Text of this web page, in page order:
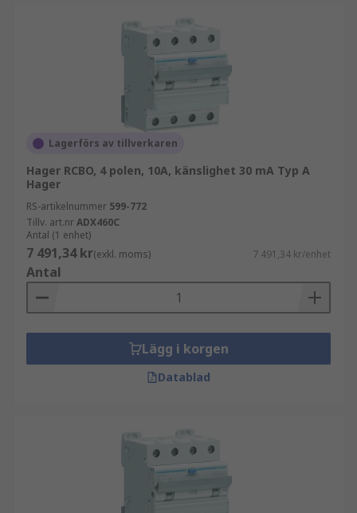
Lagerförs av tillverkaren
Hager RCBO, 4 polen, 10A, känslighet 30 mA Typ A
Hager
RS-artikelnummer 599-772
Tillv. art.nrADX460C
Antal (1 enhet)
7 491,34 kr(exkl. moms) 7 491,34 kr/enhet
Antal
Lägg i korgen
Datablad